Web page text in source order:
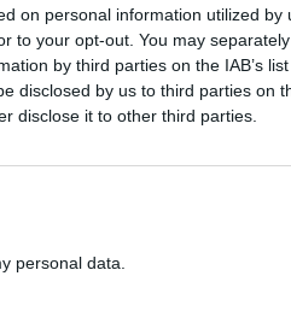
on personal information utilized by
to your opt-out. You may
by third parties on the IAB’s
disclosed by us to third parties on
disclose it to other third parties.
personal data.
a l’aire lliure.
d’entrenament de força a
un gran potencial, ja que el
s’hi instal·larà un
del solàrium
de força. A més, este
d’activitats